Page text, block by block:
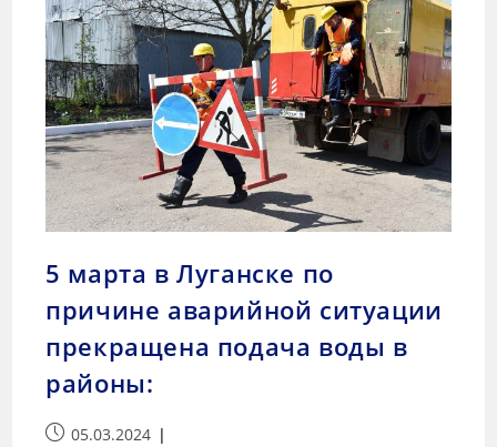
5 марта в Луганске по
причине аварийной ситуации
прекращена подача воды в
районы:
05.03.2024